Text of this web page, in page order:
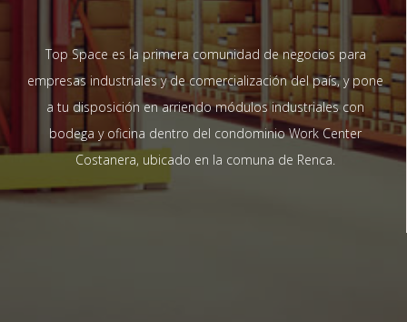
Top Space es la primera comunidad de negocios para
empresas industriales y de comercialización del país, y pone
a tu disposición en arriendo módulos industriales con
bodega y oficina dentro del condominio Work Center
Costanera, ubicado en la comuna de Renca.